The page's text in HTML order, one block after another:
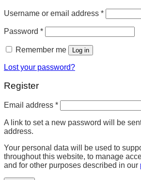
Username or email address *
Password *
Remember me Log in
Lost your password?
Register
Email address *
A link to set a new password will be
address.
Your personal data will be used to
throughout this website, to manage
and for other purposes described in our